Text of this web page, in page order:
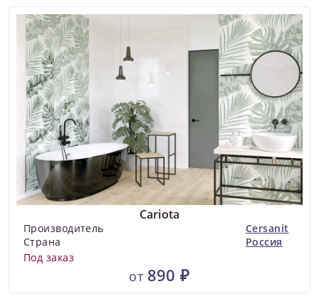
Cariota
Производитель
Cersanit
Страна
Россия
Под заказ
от 890 ₽